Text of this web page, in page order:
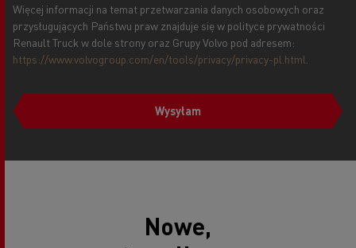
Więcej informacji na temat przetwarzania danych osobowych oraz
przysługujących Państwu praw znajduje się w polityce prywatności
Renault Truck w dole strony oraz Grupy Volvo pod adresem:
https://www.volvogroup.com/en/tools/privacy/privacy-pl.html
Wysyłam
Nowe,